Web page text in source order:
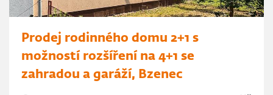
Prodej rodinného domu 2+1 s
možností rozšíření na 4+1 se
zahradou a garáží, Bzenec